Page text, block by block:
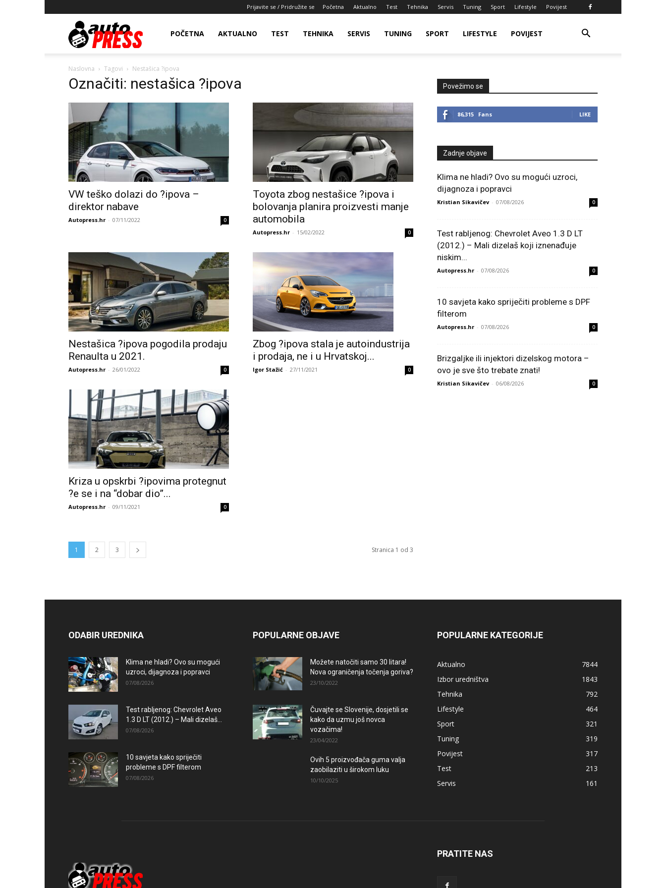
Prijavite se / Pridružite se Početna Aktualno Test Tehnika Servis Tuning Sport Lifestyle Povijest
AutopressHRPOČETNA AKTUALNO TEST TEHNIKA SERVIS TUNING SPORT LIFESTYLE POVIJEST
Naslovna Tagovi Nestašica ?ipova
Označiti: nestašica ?ipova
VW teško dolazi do ?ipova –
direktor nabave
Autopress.hr - 07/11/2022 0
Toyota zbog nestašice ?ipova i
bolovanja planira proizvesti manje
automobila
Autopress.hr - 15/02/2022 0
Nestašica ?ipova pogodila prodaju
Renaulta u 2021.
Autopress.hr - 26/01/2022 0
Zbog ?ipova stala je autoindustrija
i prodaja, ne i u Hrvatskoj...
Igor Stažić - 27/11/2021 0
Kriza u opskrbi ?ipovima protegnut
?e se i na “dobar dio”...
Autopress.hr - 09/11/2021 0
1 2 3 Stranica 1 od 3
Povežimo se
86,315 Fans LIKE
Zadnje objave
Klima ne hladi? Ovo su mogući uzroci,
dijagnoza i popravci
Kristian Sikavičev - 07/08/2026 0
Test rabljenog: Chevrolet Aveo 1.3 D LT
(2012.) – Mali dizelaš koji iznenađuje
niskim...
Autopress.hr - 07/08/2026 0
10 savjeta kako spriječiti probleme s DPF
filterom
Autopress.hr - 07/08/2026 0
Brizgaljke ili injektori dizelskog motora –
ovo je sve što trebate znati!
Kristian Sikavičev - 06/08/2026 0
ODABIR UREDNIKA
Klima ne hladi? Ovo su mogući
uzroci, dijagnoza i popravci
07/08/2026
Test rabljenog: Chevrolet Aveo
1.3 D LT (2012.) – Mali dizelaš...
07/08/2026
10 savjeta kako spriječiti
probleme s DPF filterom
07/08/2026
POPULARNE OBJAVE
Možete natočiti samo 30 litara!
Nova ograničenja točenja goriva?
23/10/2022
Čuvajte se Slovenije, dosjetili se
kako da uzmu još novca
vozačima!
23/04/2022
Ovih 5 proizvođača guma valja
zaobilaziti u širokom luku
10/10/2025
POPULARNE KATEGORIJE
Aktualno
7844
Izbor uredništva
1843
Tehnika
792
Lifestyle
464
Sport
321
Tuning
319
Povijest
317
Test
213
Servis
161
PRATITE NAS